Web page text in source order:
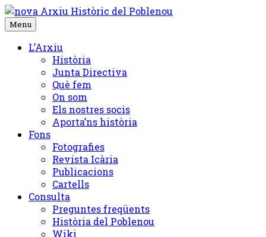
Skip
to
content
Menu
L’Arxiu
Història
Junta Directiva
Què fem
On som
Els nostres socis
Aporta’ns història
Fons
Fotografies
Revista Icària
Publicacions
Cartells
Consulta
Preguntes freqüents
Història del Poblenou
Wiki